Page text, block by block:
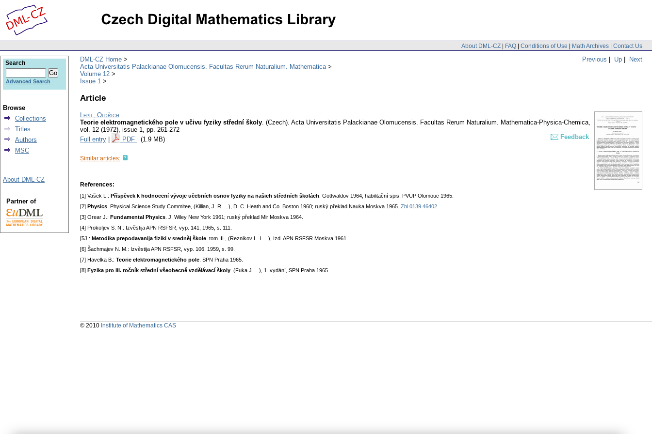
About DML-CZ | FAQ | Conditions of Use | Math Archives | Contact Us
Previous | Up | Next
DML-CZ Home
Acta Universitatis Palackianae Olomucensis. Facultas Rerum Naturalium. Mathematica
Volume 12
Issue 1
Article
Lepil, Oldřich
Teorie elektromagnetického pole v učivu fyziky střední školy. (Czech). Acta Universitatis Palackianae Olomucensis. Facultas Rerum Naturalium. Mathematica-Physica-Chemica,
vol. 12 (1972), issue 1, pp. 261-272
Full entry
PDF (1.9 MB) Feedback
Similar articles:
References:
[1] Vašek L.: Příspěvek k hodnocení vývoje učebních osnov fyziky na našich středních školách . Gottwaldov 1964; habilitační spis, PVUP Olomouc 1965.
[2] Physics . Physical Science Study Commitee, (Killian, J. R. ...), D. C. Heath and Co. Boston 1960; ruský překlad Nauka Moskva 1965. Zbl 0139.46402
[3] Orear J.: Fundamental Physics . J. Wiley New York 1961; ruský překlad Mir Moskva 1964.
[4] Prokofjev S. N.: Izvěstija APN RSFSR, vyp. 141, 1965, s. 111.
[5J : Metodika prepodavanija fiziki v sredněj škole . tom III., (Reznikov L. I. ...), Izd. APN RSFSR Moskva 1961.
[6] Šachmajev N. M.: Izvěstija APN RSFSR, vyp. 106, 1959, s. 99.
[7] Havelka B.: Teorie elektromagnetického pole . SPN Praha 1965.
[8] Fyzika pro III. ročník střední všeobecně vzdělávací školy . (Fuka J. ...), 1. vydání, SPN Praha 1965.
Search
Advanced Search
Browse
Collections
Titles
Authors
MSC
About DML-CZ
Partner of
© 2010 Institute of Mathematics CAS